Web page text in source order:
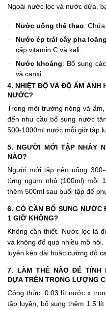
Ngoài nước lọc và nước dừa,
Nước uống thể thao:
Nước ép trái cây pha loãng
cấp vitamin C và kali.
Nước khoáng: Bổ sung
và canxi.
4. NHIỆT ĐỘ VÀ ĐỘ ẨM ẢNH
NƯỚC?
Trong môi trường nóng và
đến nhu cầu bổ sung nước
500-1000ml nước mỗi giờ tập
5. NGƯỜI MỚI TẬP NHẢY
NÀO?
Người mới tập nên uống
từng ngụm nhỏ (100ml) mỗi
thêm 500ml sau buổi tập để
6. CÓ CẦN BỔ SUNG NƯỚC
1 GIỜ KHÔNG?
Không cần thiết. Nước lọc là
và không đổ quá nhiều mồ
luyện kéo dài hoặc cường độ
7. LÀM THẾ NÀO ĐỂ TÍNH
DỰA TRÊN TRỌNG LƯỢNG
Công thức: 0.03 lít nước x
tập luyện, bổ sung thêm 1.5